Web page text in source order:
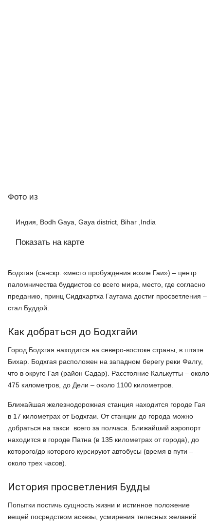
Фото из
Индия, Bodh Gaya, Gaya district, Bihar ,India
Показать на карте
Бодхгая (санскр. «место пробуждения возле Гаи») – центр
паломничества буддистов со всего мира, место, где согласно
преданию, принц Сиддхартха Гаутама достиг просветления –
стал Буддой.
Как добраться до Бодхгайи
Город Бодхгая находится на северо-востоке страны, в штате
Бихар. Бодхгая расположен на западном берегу реки Фалгу,
что в округе Гая (район Садар). Расстояние Калькутты – около
475 километров, до Дели – около 1100 километров.
Ближайшая железнодорожная станция находится городе Гая
в 17 километрах от Бодхгаи. От станции до города можно
добраться на такси всего за полчаса. Ближайший аэропорт
находится в городе Патна (в 135 километрах от города), до
которого/до которого курсируют автобусы (время в пути –
около трех часов).
История просветления Будды
Попытки постичь сущность жизни и истинное положение
вещей посредством аскезы, усмирения телесных желаний